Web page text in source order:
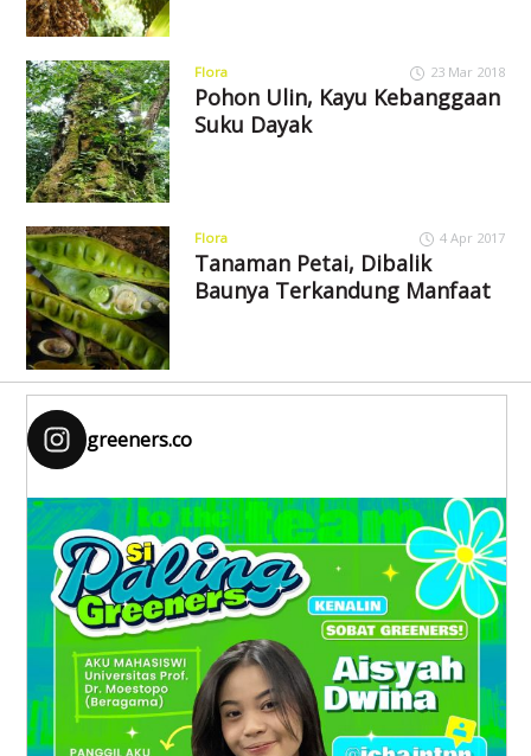
Flora 23 Mar 2018
Pohon Ulin, Kayu Kebanggaan
Suku Dayak
Flora 4 Apr 2017
Tanaman Petai, Dibalik
Baunya Terkandung Manfaat
greeners.co